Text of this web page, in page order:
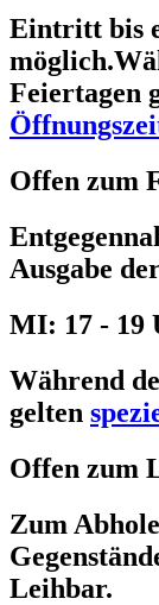
Eintritt bis
möglich.
Feiertagen
Offen zum
Ausgabe
MI: 17 - 19
Während
gelten
Offen zum
Zum
Leihbar.